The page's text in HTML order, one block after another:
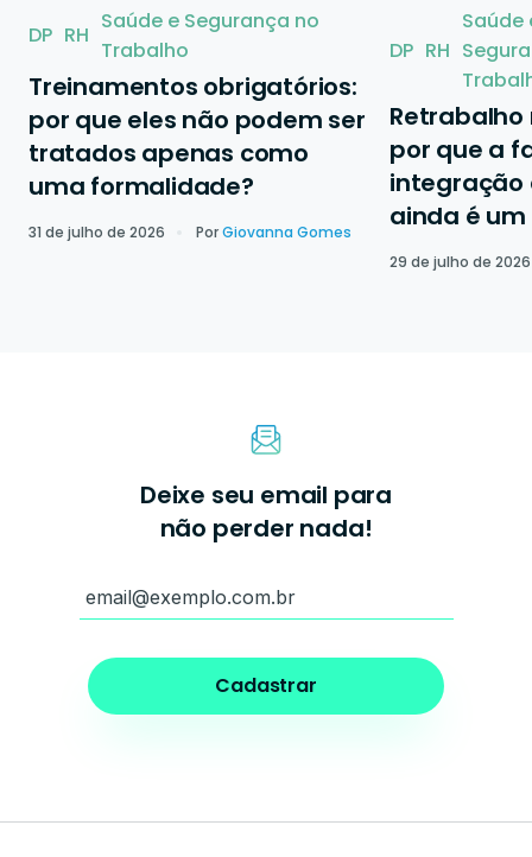
DP RH
Saúde e Segurança no
Trabalho
Treinamentos obrigatórios:
por que eles não podem ser
tratados apenas como
uma formalidade?
31 de julho de 2026 PorGiovanna Gomes
DP RH
Saúde
Retrabalho
por que a
integração
ainda é
29 de julho de 2026
Deixe seu email para
não perder nada!